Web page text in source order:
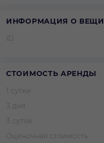
ИНФОРМАЦИЯ О ВЕЩИ
ID
СТОИМОСТЬ АРЕНДЫ
1 сутки
3 дня
3 суток
Оценочная стоимость